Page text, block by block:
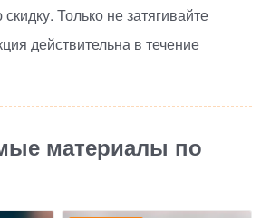
Только не затягивайте
действительна в течение
материалы по